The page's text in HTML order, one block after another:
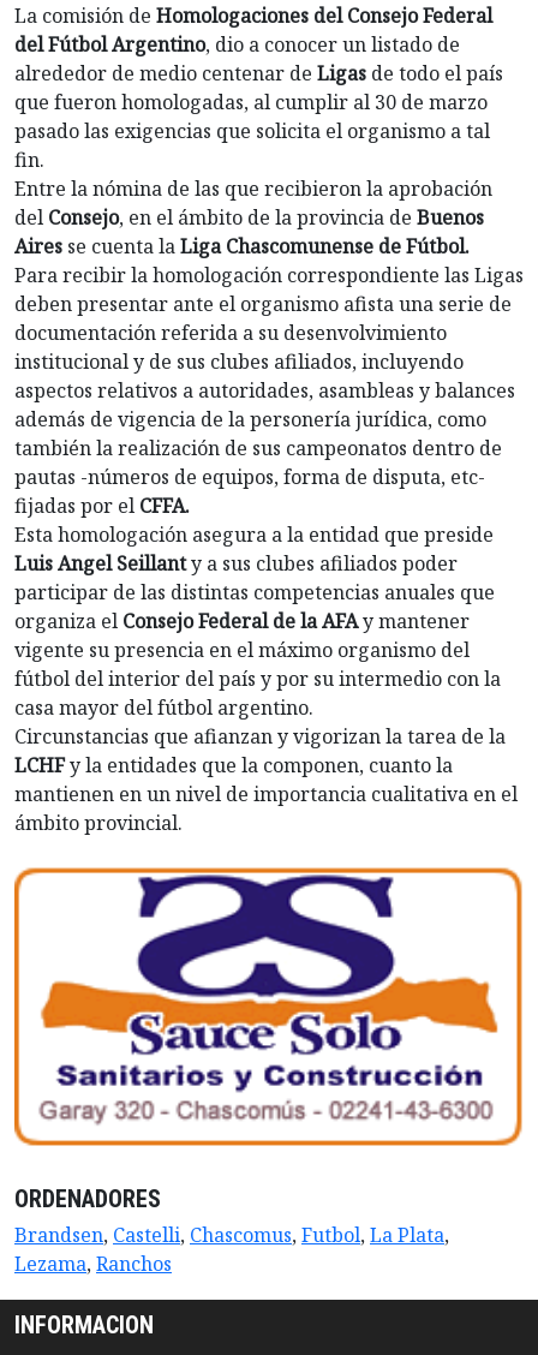
La comisión de Homologaciones del Consejo Federal
del Fútbol Argentino, dio a conocer un listado de
alrededor de medio centenar de Ligas de todo el país
que fueron homologadas, al cumplir al 30 de marzo
pasado las exigencias que solicita el organismo a tal
fin.
Entre la nómina de las que recibieron la aprobación
del Consejo, en el ámbito de la provincia de Buenos
Aires se cuenta laLiga Chascomunense de Fútbol.
Para recibir la homologación correspondiente las Ligas
deben presentar ante el organismo afista una serie de
documentación referida a su desenvolvimiento
institucional y de sus clubes afiliados, incluyendo
aspectos relativos a autoridades, asambleas y balances
además de vigencia de la personería jurídica, como
también la realización de sus campeonatos dentro de
pautas -números de equipos, forma de disputa, etc-
fijadas por el CFFA.
Esta homologación asegura a la entidad que preside
Luis Angel Seillanty a sus clubes afiliados poder
participar de las distintas competencias anuales que
organiza el Consejo Federal de la AFAy mantener
vigente su presencia en el máximo organismo del
fútbol del interior del país y por su intermedio con la
casa mayor del fútbol argentino.
Circunstancias que afianzan y vigorizan la tarea de la
LCHFy la entidades que la componen, cuanto la
mantienen en un nivel de importancia cualitativa en el
ámbito provincial.
ORDENADORES
Brandsen, Castelli, Chascomus,Futbol,La Plata,
Lezama,Ranchos
INFORMACION